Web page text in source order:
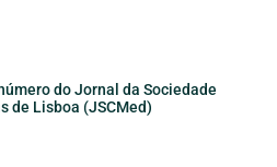
do Jornal da Sociedade
de Lisboa (JSCMed)